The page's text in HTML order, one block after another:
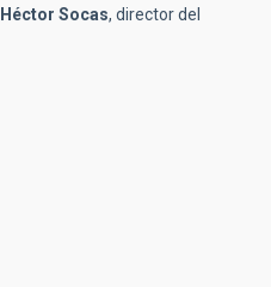
Héctor Socas, director del